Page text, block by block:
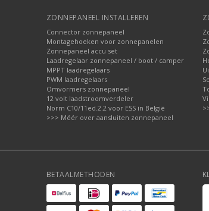
ZONNEPANEEL INSTALLEREN
Connector zonnepaneel
Montagehoeken voor zonnepanelen
Zonnepaneel accu set
Laadregelaar zonnepaneel / boot / camper
MPPT laadregelaars
PWM laadregelaars
Omvormers zonnepaneel
12 volt laadstroomverdeler
Norm C10/11ed.2.2 voor ESS in België
>>> Méér over aansluiten zonnepaneel
BETAALMETHODEN